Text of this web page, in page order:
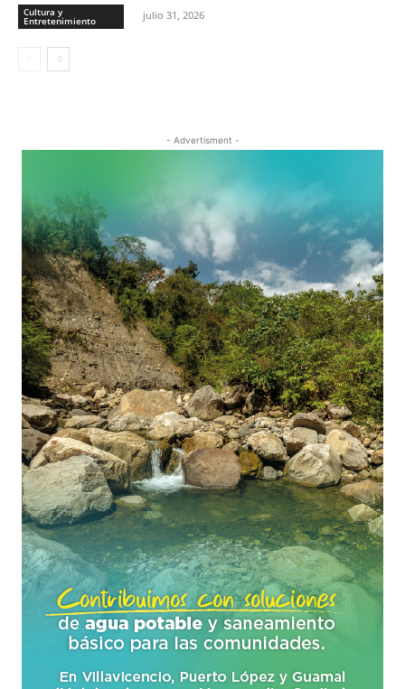
Cultura y
Entretenimiento julio 31, 2026
- Advertisment -